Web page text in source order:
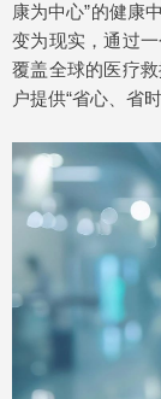
康为中心”的健康
变为现实，通过
覆盖全球的医疗
户提供“省心、省